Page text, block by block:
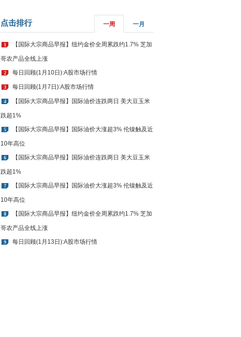
点击排行 一周 一月
1 【国际大宗商品早报】纽约金价全周累跌约1.7% 芝加
哥农产品全线上涨
2 每日回顾(1月10日):A股市场行情
3 每日回顾(1月7日):A股市场行情
4 【国际大宗商品早报】国际油价连跌两日 美大豆玉米
跌超1%
5 【国际大宗商品早报】国际油价大涨超3% 伦镍触及近
10年高位
6 【国际大宗商品早报】国际油价连跌两日 美大豆玉米
跌超1%
7 【国际大宗商品早报】国际油价大涨超3% 伦镍触及近
10年高位
8 【国际大宗商品早报】纽约金价全周累跌约1.7% 芝加
哥农产品全线上涨
9 每日回顾(1月13日):A股市场行情